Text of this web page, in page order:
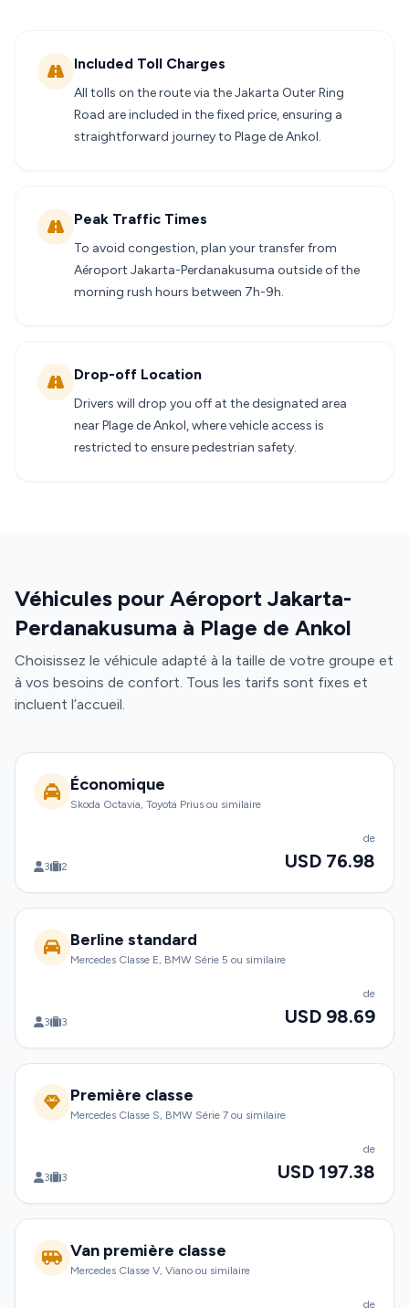
Included Toll Charges
All tolls on the route via the Jakarta Outer Ring
Road are included in the fixed price, ensuring a
straightforward journey to Plage de Ankol.
Peak Traffic Times
To avoid congestion, plan your transfer from
Aéroport Jakarta-Perdanakusuma outside of the
morning rush hours between 7h-9h.
Drop-off Location
Drivers will drop you off at the designated area
near Plage de Ankol, where vehicle access is
restricted to ensure pedestrian safety.
Véhicules pour Aéroport Jakarta-
Perdanakusuma à Plage de Ankol
Choisissez le véhicule adapté à la taille de votre groupe et
à vos besoins de confort. Tous les tarifs sont fixes et
incluent l’accueil.
Économique
Skoda Octavia, Toyota Prius ou similaire
3 2
de
USD 76.98
Berline standard
Mercedes Classe E, BMW Série 5 ou similaire
3 3
de
USD 98.69
Première classe
Mercedes Classe S, BMW Série 7 ou similaire
3 3
de
USD 197.38
Van première classe
Mercedes Classe V, Viano ou similaire
de